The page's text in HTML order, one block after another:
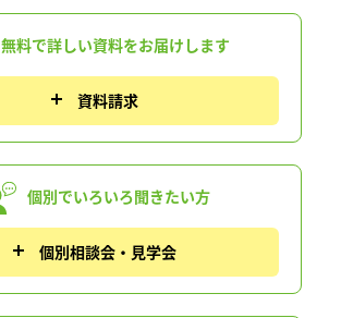
無料で詳しい資料をお届けします
資料請求
個別でいろいろ聞きたい方
個別相談会・見学会